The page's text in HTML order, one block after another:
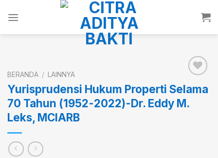
Add to
wishlist
BERANDA / LAINNYA
Yurisprudensi Hukum Properti Selama
70 Tahun (1952-2022)-Dr. Eddy M.
Leks, MCIARB